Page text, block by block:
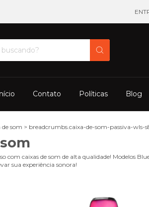
Início Contato Políticas Blog
de som > breadcrumbs.caixa-de-som-passiva-
com caixas de som de alta qualidade! Modelos
sua experiência sonora!